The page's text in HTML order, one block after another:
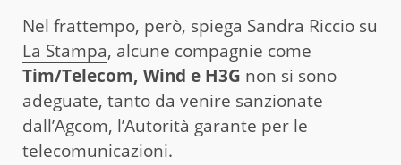
Nel frattempo, però, spiega Sandra Riccio su
La Stampa, alcune compagnie come
Tim/Telecom, Wind e H3G non si sono
adeguate, tanto da venire sanzionate
dall’Agcom, l’Autorità garante per le
telecomunicazioni.